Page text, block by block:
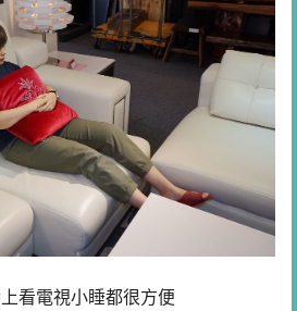
看電視小睡都很方便